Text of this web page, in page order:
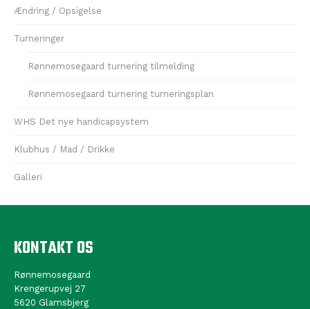
Ændring / Opsigelse
Turneringer
Rønnemosegaard turnering tilmelding
Rønnemosegaard turnering turneringsplan
WHS Det nye handicapsystem
Klubhus / Mad / Drikke
Galleri
KONTAKT OS
Rønnemosegaard
Krengerupvej 27
5620 Glamsbjerg